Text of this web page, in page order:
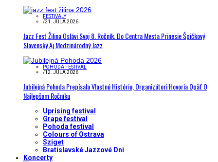
FESTIVALY
/21. JÚLA 2026
Jazz Fest Žilina Oslávi Svoj 8. Ročník. Do Centra Mesta Prinesie Špičkový
Slovenský Aj Medzinárodný Jazz
POHODA FESTIVAL
/12. JÚLA 2026
Jubilejná Pohoda Prepísala Vlastnú Históriu, Organizátori Hovoria Opäť O
Najlepšom Ročníku
Uprising festival
Grape festival
Pohoda festival
Colours of Ostrava
Sziget
Bratislavské Jazzové Dni
Koncerty